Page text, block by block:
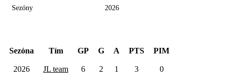
Sezóny
2026
Sezóna Tím GP G A PTS PIM
2026 JL team 6 2 1 3 0